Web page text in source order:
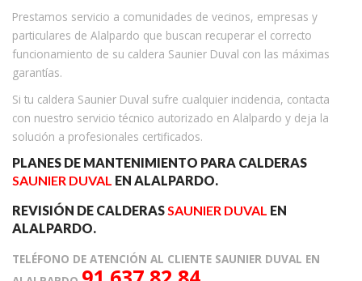
Prestamos servicio a comunidades de vecinos, empresas y
particulares de Alalpardo que buscan recuperar el correcto
funcionamiento de su caldera Saunier Duval con las máximas
garantías.
Si tu caldera Saunier Duval sufre cualquier incidencia, contacta
con nuestro servicio técnico autorizado en Alalpardo y deja la
solución a profesionales certificados.
PLANES DE MANTENIMIENTO PARA CALDERAS
SAUNIER DUVAL EN ALALPARDO.
REVISIÓN DE CALDERASSAUNIER DUVAL EN
ALALPARDO.
TELÉFONO DE ATENCIÓN AL CLIENTE SAUNIER DUVAL EN